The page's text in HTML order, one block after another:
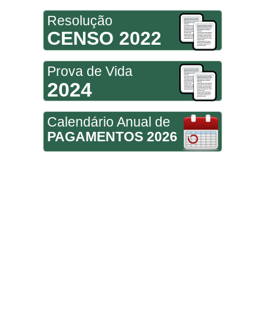
Resolução
CENSO 2022
Prova de Vida
2024
Calendário Anual de
PAGAMENTOS 2026